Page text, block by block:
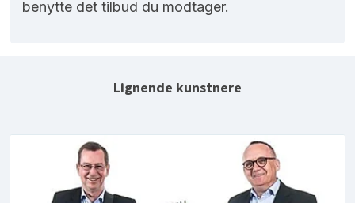
benytte det tilbud du modtager.
Lignende kunstnere